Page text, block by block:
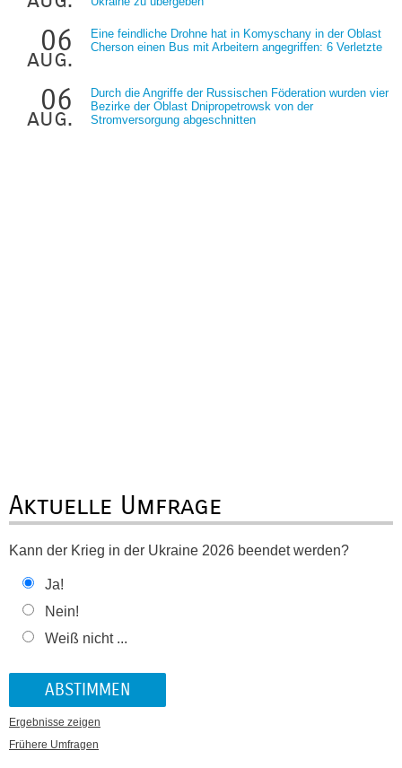
06
aug.
Eine feindliche Drohne hat in Komyschany in der Oblast
Cherson einen Bus mit Arbeitern angegriffen: 6 Verletzte
06
aug.
Durch die Angriffe der Russischen Föderation wurden vier
Bezirke der Oblast Dnipropetrowsk von der
Stromversorgung abgeschnitten
Aktuelle Umfrage
Kann der Krieg in der Ukraine 2026 beendet werden?
Ja!
Nein!
Weiß nicht ...
Ergebnisse zeigen
Frühere Umfragen